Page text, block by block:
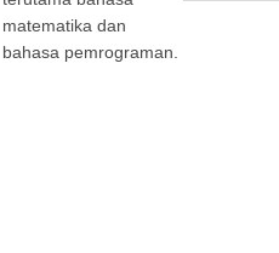
matematika dan
bahasa pemrograman.